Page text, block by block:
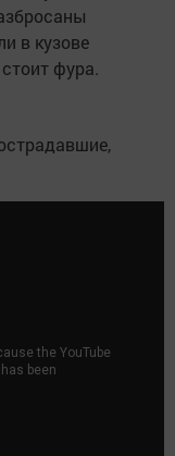
в кузове
фура.